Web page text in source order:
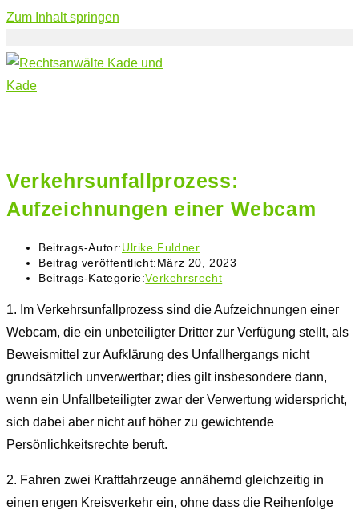
Zum Inhalt springen
Verkehrsunfallprozess:
Aufzeichnungen einer Webcam
Beitrags-Autor:Ulrike Fuldner
Beitrag veröffentlicht:März 20, 2023
Beitrags-Kategorie:Verkehrsrecht
1. Im Verkehrsunfallprozess sind die Aufzeichnungen einer
Webcam, die ein unbeteiligter Dritter zur Verfügung stellt, als
Beweismittel zur Aufklärung des Unfallhergangs nicht
grundsätzlich unverwertbar; dies gilt insbesondere dann,
wenn ein Unfallbeteiligter zwar der Verwertung widerspricht,
sich dabei aber nicht auf höher zu gewichtende
Persönlichkeitsrechte beruft.
2. Fahren zwei Kraftfahrzeuge annähernd gleichzeitig in
einen engen Kreisverkehr ein, ohne dass die Reihenfolge